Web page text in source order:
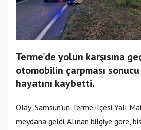
Terme’de yolun karşısına
otomobilin çarpması
hayatını kaybetti.
Olay, Samsun’un Terme ilçesi Yalı
meydana geldi. Alınan bilgiye göre,